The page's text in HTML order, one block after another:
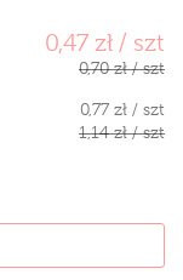
0,47 zł / szt
0,70 zł / szt
0,77 zł / szt
1,14 zł / szt